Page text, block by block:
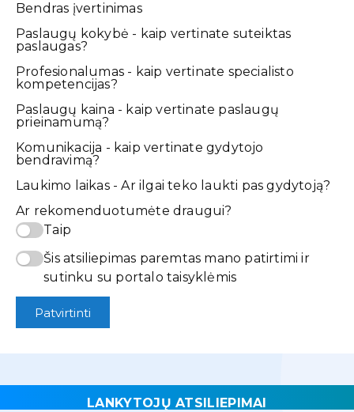
Bendras įvertinimas
Paslaugų kokybė - kaip vertinate suteiktas
paslaugas?
Profesionalumas - kaip vertinate specialisto
kompetencijas?
Paslaugų kaina - kaip vertinate paslaugų
prieinamumą?
Komunikacija - kaip vertinate gydytojo
bendravimą?
Laukimo laikas - Ar ilgai teko laukti pas gydytoją?
Ar rekomenduotumėte draugui?
Taip
Šis atsiliepimas paremtas mano patirtimi ir
sutinku su portalo taisyklėmis
Patvirtinti
LANKYTOJŲ ATSILIEPIMAI